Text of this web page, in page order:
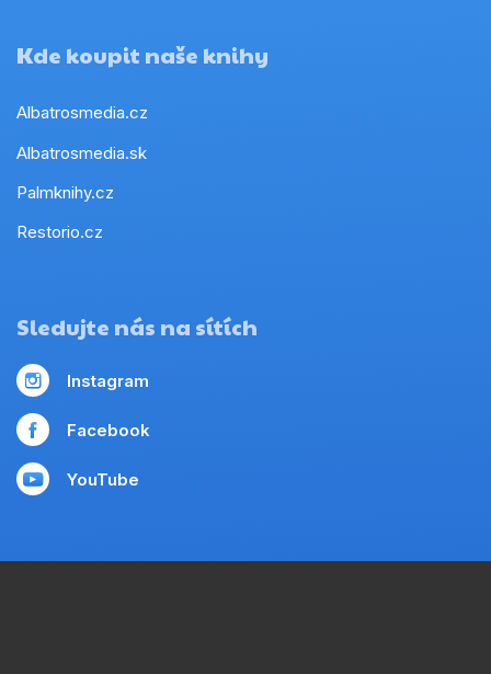
Kde koupit naše knihy
Albatrosmedia.cz
Albatrosmedia.sk
Palmknihy.cz
Restorio.cz
Sledujte nás na sítích
Instagram
Facebook
YouTube